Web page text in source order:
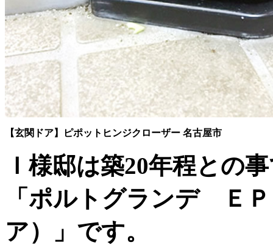
【玄関ドア】ピポットヒンジクローザー 名古屋市
Ｉ様邸は築20年程との
「ポルトグランデ Ｅ
ア）」です。